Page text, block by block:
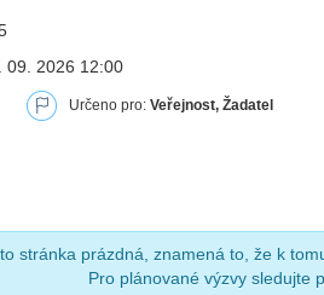
09. 2026 12:00
Určeno pro:Veřejnost, Žadatel
stránka prázdná, znamená to, že k
Pro plánované výzvy sledujte